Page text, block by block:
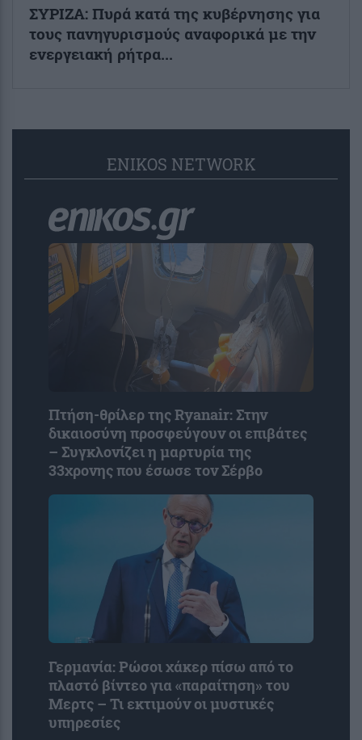
ΣΥΡΙΖΑ: Πυρά κατά της κυβέρνησης για
τους πανηγυρισμούς αναφορικά με την
ενεργειακή ρήτρα...
ENIKOS NETWORK
Πτήση-θρίλερ της Ryanair: Στην
δικαιοσύνη προσφεύγουν οι επιβάτες
– Συγκλονίζει η μαρτυρία της
33χρονης που έσωσε τον Σέρβο
Γερμανία: Ρώσοι χάκερ πίσω από το
πλαστό βίντεο για «παραίτηση» του
Μερτς – Τι εκτιμούν οι μυστικές
υπηρεσίες